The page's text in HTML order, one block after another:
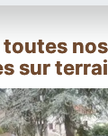
sur